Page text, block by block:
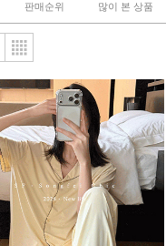
판매순위 많이 본 상품